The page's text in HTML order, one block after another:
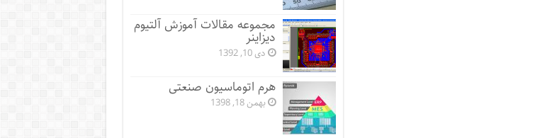
مجموعه مقالات آموزش آلتیوم
دیزاینر
دی 10, 1392
هرم اتوماسیون صنعتی
بهمن 18, 1398